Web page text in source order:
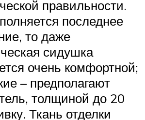
правильности.
последнее
то даже
сидушка
очень комфортной;
– предполагают
толщиной до 20
Ткань отделки